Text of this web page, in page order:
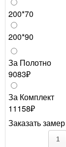
200*70
200*90
За Полотно
9083₽
За Комплект
11158₽
Заказать замер